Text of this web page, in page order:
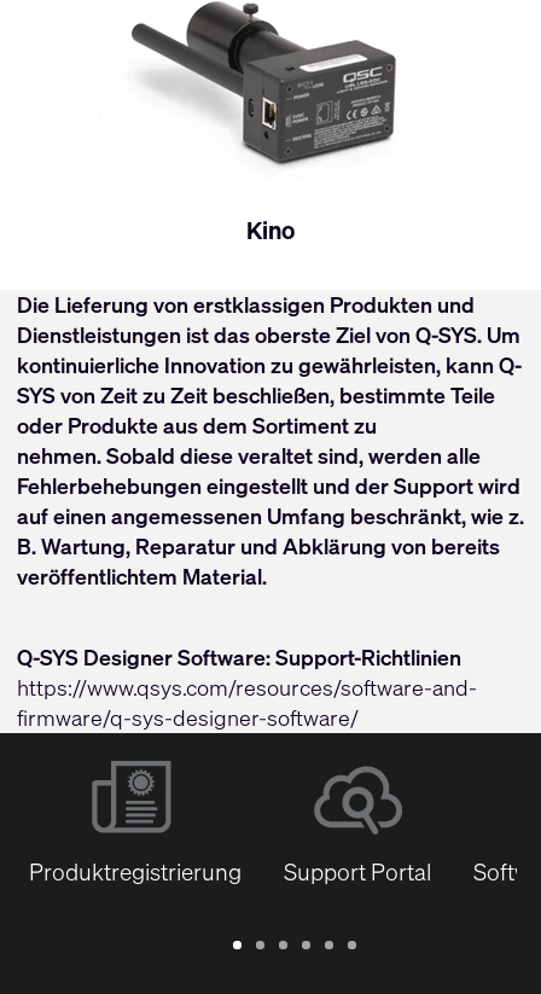
Kino
Die Lieferung von erstklassigen Produkten und
Dienstleistungen ist das oberste Ziel von Q-SYS. Um
kontinuierliche Innovation zu gewährleisten, kann Q-
SYS von Zeit zu Zeit beschließen, bestimmte Teile
oder Produkte aus dem Sortiment zu
nehmen. Sobald diese veraltet sind, werden alle
Fehlerbehebungen eingestellt und der Support wird
auf einen angemessenen Umfang beschränkt, wie z.
B. Wartung, Reparatur und Abklärung von bereits
veröffentlichtem Material.
Q-SYS Designer Software: Support-Richtlinien
https://www.qsys.com/resources/software-and-
firmware/q-sys-designer-software/
Produktregistrierung Support Portal
Garantie
Support
Software
Schulungen
Dokumentenbibliothek
Q-